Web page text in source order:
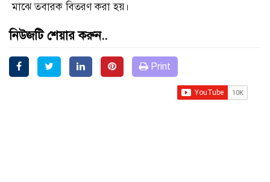
মাঝে তবারক বিতরণ করা হয়।
নিউজটি শেয়ার করুন..
Print